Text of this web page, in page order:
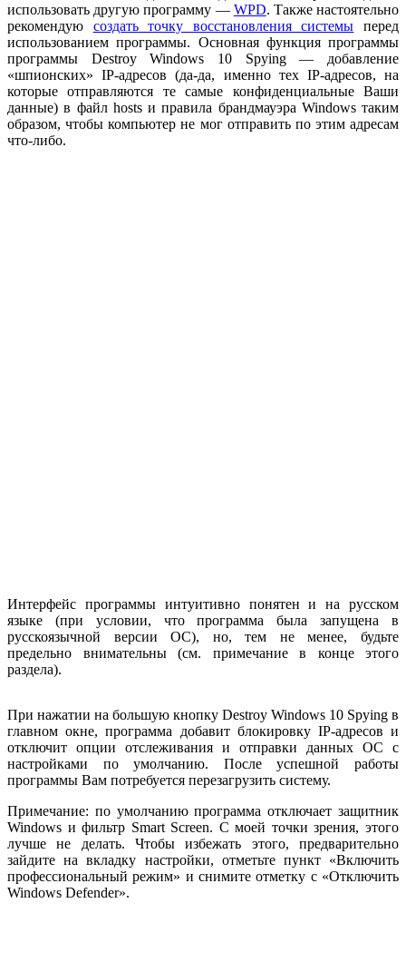
использовать другую программу — WPD. Также настоятельно
рекомендую создать точку восстановления системы перед
использованием программы. Основная функция программы
программы Destroy Windows 10 Spying — добавление
«шпионских» IP-адресов (да-да, именно тех IP-адресов, на
которые отправляются те самые конфиденциальные Ваши
данные) в файл hosts и правила брандмауэра Windows таким
образом, чтобы компьютер не мог отправить по этим адресам
что-либо.
Интерфейс программы интуитивно понятен и на русском
языке (при условии, что программа была запущена в
русскоязычной версии ОС), но, тем не менее, будьте
предельно внимательны (см. примечание в конце этого
раздела).
При нажатии на большую кнопку Destroy Windows 10 Spying в
главном окне, программа добавит блокировку IP-адресов и
отключит опции отслеживания и отправки данных ОС с
настройками по умолчанию. После успешной работы
программы Вам потребуется перезагрузить систему.
Примечание: по умолчанию программа отключает защитник
Windows и фильтр Smart Screen. С моей точки зрения, этого
лучше не делать. Чтобы избежать этого, предварительно
зайдите на вкладку настройки, отметьте пункт «Включить
профессиональный режим» и снимите отметку с «Отключить
Windows Defender».